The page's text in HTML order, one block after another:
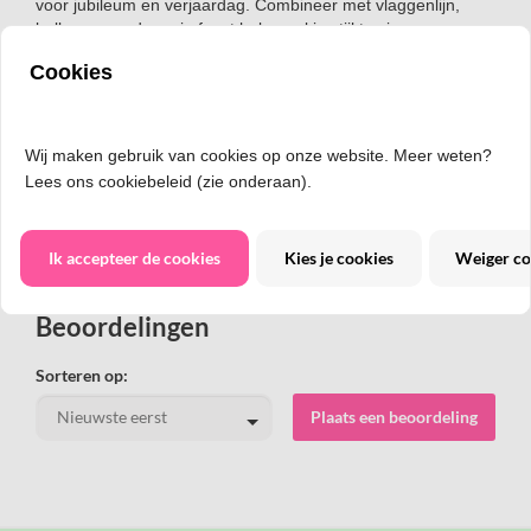
voor jubileum en verjaardag. Combineer met vlaggenlijn,
ballonnen, e.d. om je feest helemaal in stijl te vieren.
Materiaal: hout en papier
Verpakt per 50 stuks
Beoordelingen
Sorteren op:
Plaats een beoordeling
Cookies
Wij maken gebruik van cookies op onze website. Meer weten?
Lees ons cookiebeleid (zie onderaan).
Ik accepteer de cookies Kies je cookies Weiger